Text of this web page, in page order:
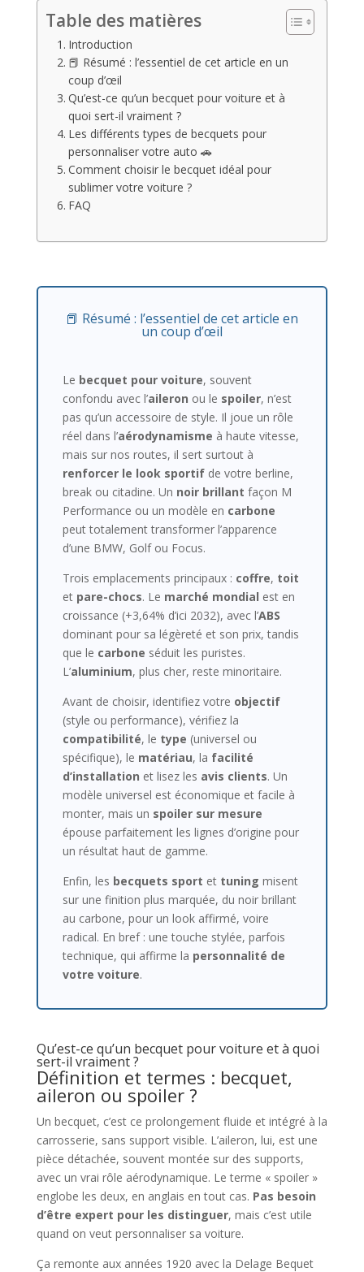
Table des matières
Introduction
📕 Résumé : l’essentiel de cet article en un
coup d’œil
Qu’est-ce qu’un becquet pour voiture et à
quoi sert-il vraiment ?
Les différents types de becquets pour
personnaliser votre auto 🚗
Comment choisir le becquet idéal pour
sublimer votre voiture ?
FAQ
📕 Résumé : l’essentiel de cet article en
un coup d’œil
Le becquet pour voiture, souvent
confondu avec l’aileron ou le spoiler, n’est
pas qu’un accessoire de style. Il joue un rôle
réel dans l’aérodynamisme à haute vitesse,
mais sur nos routes, il sert surtout à
renforcer le look sportifde votre berline,
break ou citadine. Un noir brillant façon M
Performance ou un modèle en carbone
peut totalement transformer l’apparence
d’une BMW, Golf ou Focus.
Trois emplacements principaux : coffre, toit
et pare-chocs. Le marché mondial est en
croissance (+3,64% d’ici 2032), avec l’ABS
dominant pour sa légèreté et son prix, tandis
que le carbone séduit les puristes.
L’aluminium, plus cher, reste minoritaire.
Avant de choisir, identifiez votre objectif
(style ou performance), vérifiez la
compatibilité, le type (universel ou
spécifique), le matériau, la facilité
d’installation et lisez les avis clients. Un
modèle universel est économique et facile à
monter, mais un spoiler sur mesure
épouse parfaitement les lignes d’origine pour
un résultat haut de gamme.
Enfin, les becquets sport et tuning misent
sur une finition plus marquée, du noir brillant
au carbone, pour un look affirmé, voire
radical. En bref : une touche stylée, parfois
technique, qui affirme la personnalité de
votre voiture.
Qu’est-ce qu’un becquet pour voiture et à quoi
sert-il vraiment ?
Définition et termes : becquet,
aileron ou spoiler ?
Un becquet, c’est ce prolongement fluide et intégré à la
carrosserie, sans support visible. L’aileron, lui, est une
pièce détachée, souvent montée sur des supports,
avec un vrai rôle aérodynamique. Le terme « spoiler »
englobe les deux, en anglais en tout cas. Pas besoin
d’être expert pour les distinguer, mais c’est utile
quand on veut personnaliser sa voiture.
Ça remonte aux années 1920 avec la Delage Bequet